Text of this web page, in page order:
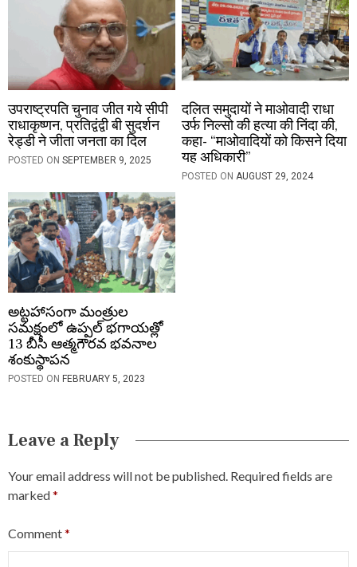
उपराष्ट्रपति चुनाव जीत गये सीपी
राधाकृष्णन, प्रतिद्वंद्वी बी सुदर्शन
रेड्डी ने जीता जनता का दिल
POSTED ON SEPTEMBER 9, 2025
दलित समुदायों ने माओवादी राधा
उर्फ ​​निल्सो की हत्या की निंदा की,
कहा- “माओवादियों को किसने दिया
यह अधिकारी”
POSTED ONAUGUST 29, 2024
అట్టహాసంగా మంత్రుల
సమక్షంలో ఉప్పల్ భగాయత్లో
13 బీసీ ఆత్మగౌరవ భవనాల
శంకుస్థాపన
POSTED ON FEBRUARY 5, 2023
Leave a Reply
Your email address will not be published. Required fields are
marked*
Comment*